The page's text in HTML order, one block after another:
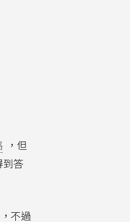
，但
答
不過